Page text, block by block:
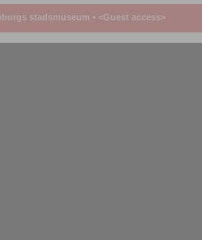
stadsmuseum • <Guest access>